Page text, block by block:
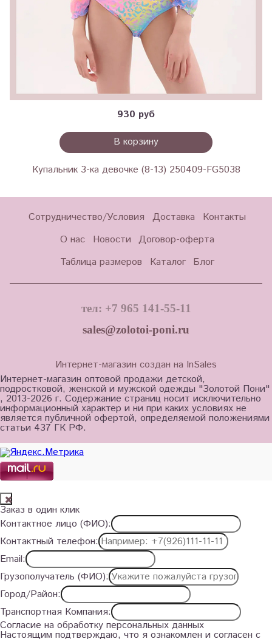
930 руб
В корзину
Купальник 3-ка девочке (8-13) 250409-FG5038
Сотрудничество/Условия Доставка
Контакты
О нас
Новости Договор-оферта
Таблица размеров
Каталог Блог
тел: +7 965 141-55-11
sales@zolotoi-poni.ru
Интернет-магазин создан на InSales
Интернет-магазин оптовой продажи детской,
подростковой, женской и мужской одежды "Золотой Пони"
, 2013-2026 г. Содержание страниц носит исключительно
информационный характер и ни при каких условиях не
является публичной офертой, определяемой положениями
статьи 437 ГК РФ.
Заказ в один клик
Контактное лицо (ФИО):
Контактный телефон:
Email:
Грузополучатель (ФИО):
Город/Район:
Транспортная Компания:
Согласие на обработку персональных данных
Настоящим подтверждаю, что я ознакомлен и согласен с